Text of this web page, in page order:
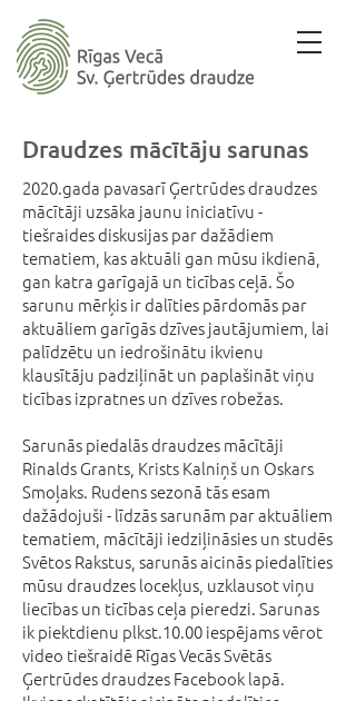
Draudzes mācītāju sarunas
2020.gada pavasarī Ģertrūdes draudzes
mācītāji uzsāka jaunu iniciatīvu -
tiešraides diskusijas par dažādiem
tematiem, kas aktuāli gan mūsu ikdienā,
gan katra garīgajā un ticības ceļā. Šo
sarunu mērķis ir dalīties pārdomās par
aktuāliem garīgās dzīves jautājumiem, lai
palīdzētu un iedrošinātu ikvienu
klausītāju padziļināt un paplašināt viņu
ticības izpratnes un dzīves robežas.
Sarunās piedalās draudzes mācītāji
Rinalds Grants, Krists Kalniņš un Oskars
Smoļaks. Rudens sezonā tās esam
dažādojuši - līdzās sarunām par aktuāliem
tematiem, mācītāji iedziļināsies un studēs
Svētos Rakstus, sarunās aicinās piedalīties
mūsu draudzes locekļus, uzklausot viņu
liecības un ticības ceļa pieredzi. Sarunas
ik piektdienu plkst.10.00 iespējams vērot
video tiešraidē Rīgas Vecās Svētās
Ģertrūdes draudzes Facebook lapā.